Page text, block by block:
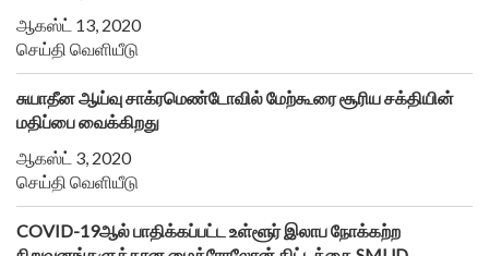
ஆகஸ்ட் 13, 2020
செய்தி வெளியீடு
சுயாதீன ஆய்வு சாக்ரமெண்டோவில் மேற்கூரை சூரிய சக்தியின்
மதிப்பை வைக்கிறது
ஆகஸ்ட் 3, 2020
செய்தி வெளியீடு
COVID-19ஆல் பாதிக்கப்பட்ட உள்ளூர் இலாப நோக்கற்ற